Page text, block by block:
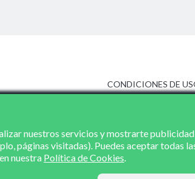
CONDICIONES DE
POLÍTICA DE
nuestros servicios y mostrarte
páginas visitadas). Puedes aceptar todas
nuestra Política de Cookies.